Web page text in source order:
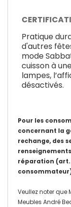
Pratique
d'autres
mode
cuisson à
lampes,
désactivés.
Pour les
concernant la
rechange, des
réparation (art.
Veullez noter que
Meubles André